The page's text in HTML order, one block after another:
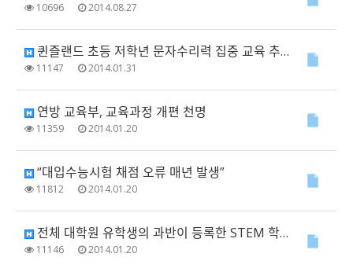
10696 2014.08.27
퀸즐랜드 초등 저학년 문자수리력 집중 교육 추진
11147 2014.01.31
연방 교육부, 교육과정 개편 천명
11359 2014.01.20
“대입수능시험 채점 오류 매년 발생”
11812 2014.01.20
전체 대학원 유학생의 과반이 등록한 STEM 학과란?
11146 2014.01.20